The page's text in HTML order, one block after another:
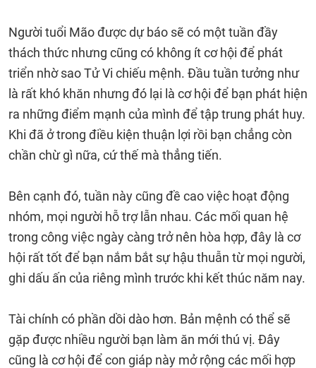
Người tuổi Mão được dự báo sẽ có một tuần đầy
thách thức nhưng cũng có không ít cơ hội để phát
triển nhờ sao Tử Vi chiếu mệnh. Đầu tuần tưởng như
là rất khó khăn nhưng đó lại là cơ hội để bạn phát hiện
ra những điểm mạnh của mình để tập trung phát huy.
Khi đã ở trong điều kiện thuận lợi rồi bạn chẳng còn
chần chừ gì nữa, cứ thế mà thẳng tiến.
Bên cạnh đó, tuần này cũng đề cao việc hoạt động
nhóm, mọi người hỗ trợ lẫn nhau. Các mối quan hệ
trong công việc ngày càng trở nên hòa hợp, đây là cơ
hội rất tốt để bạn nắm bắt sự hậu thuẫn từ mọi người,
ghi dấu ấn của riêng mình trước khi kết thúc năm nay.
Tài chính có phần dồi dào hơn. Bản mệnh có thể sẽ
gặp được nhiều người bạn làm ăn mới thú vị. Đây
cũng là cơ hội để con giáp này mở rộng các mối hợp